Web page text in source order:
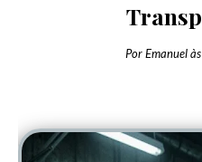
Por Emanuel às